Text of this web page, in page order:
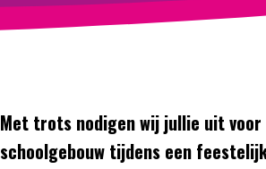
Met trots nodigen wij jullie uit
schoolgebouw tijdens een